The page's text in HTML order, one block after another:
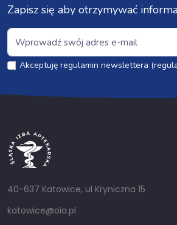
Zapisz się aby otrzymywać
Akceptuję regulamin newslettera
40-637 Katowice, ul Kryniczna 15
katowice@oia.pl